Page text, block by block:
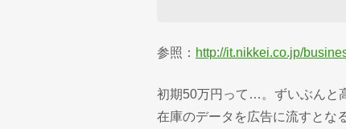
参照： http://it.nikkei.co.jp/
初期50万円って…。ずいぶんと
在庫のデータを広告に流すとな